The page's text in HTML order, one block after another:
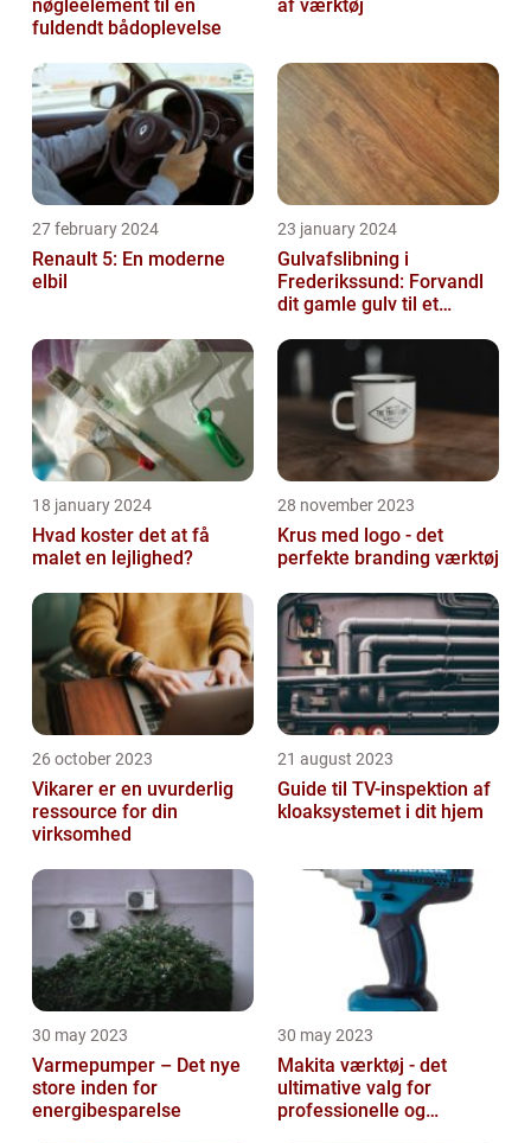
nøgleelement til en
fuldendt bådoplevelse
af værktøj
27 february 2024
Renault 5: En moderne
elbil
23 january 2024
Gulvafslibning i
Frederikssund: Forvandl
dit gamle gulv til et
18 january 2024
Hvad koster det at få
malet en lejlighed?
28 november 2023
Krus med logo - det
perfekte branding værktøj
26 october 2023
Vikarer er en uvurderlig
ressource for din
virksomhed
21 august 2023
Guide til TV-inspektion af
kloaksystemet i dit hjem
30 may 2023
Varmepumper – Det nye
store inden for
energibesparelse
30 may 2023
Makita værktøj - det
ultimative valg for
professionelle og